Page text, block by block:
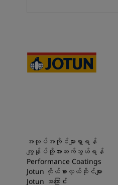
အလုပ်အကိုင်များရှာရန်
ကျွန်ုပ်တို့အားဆက်သွယ်ရန်
Performance Coatings
Jotun ကိုယ်စားလှယ်ဆိုင်များ
Jotun အကြောင်း